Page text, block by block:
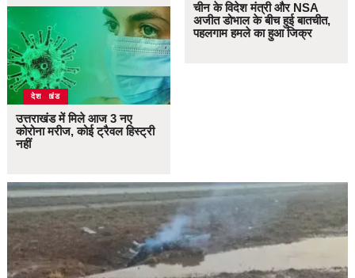
उत्तराखंड
देश
उत्तराखंड में मिले आज 3 नए
कोरोना मरीज, कोई ट्रैवल हिस्ट्री
नहीं
चीन के विदेश मंत्री और NSA
अजीत डोभाल के बीच हुई बातचीत,
पहलगाम हमले का हुआ जिक्र